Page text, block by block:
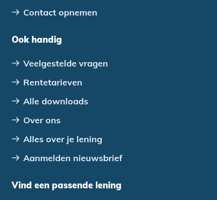
Contact opnemen
Ook handig
Veelgestelde vragen
Rentetarieven
Alle downloads
Over ons
Alles over je lening
Aanmelden nieuwsbrief
Vind een passende lening